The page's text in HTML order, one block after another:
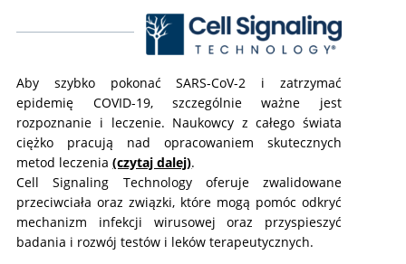
Aby szybko pokonać SARS-CoV-2 i zatrzymać
epidemię COVID-19, szczególnie ważne jest
rozpoznanie i leczenie. Naukowcy z całego świata
ciężko pracują nad opracowaniem skutecznych
metod leczenia (czytaj dalej).
Cell Signaling Technology oferuje zwalidowane
przeciwciała oraz związki, które mogą pomóc odkryć
mechanizm infekcji wirusowej oraz przyspieszyć
badania i rozwój testów i leków terapeutycznych.